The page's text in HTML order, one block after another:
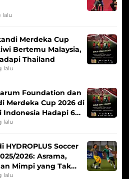
lalu
Merdeka Cup
Bertemu Malaysia,
Thailand
lalu
Foundation dan
Merdeka Cup 2026 di
Indonesia Hadapi 6
lalu
HYDROPLUS Soccer
2026: Asrama,
Mimpi yang Tak
lalu